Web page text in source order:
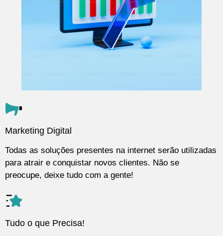
Marketing Digital
Todas as soluções presentes na internet serão utilizadas
para atrair e conquistar novos clientes. Não se
preocupe, deixe tudo com a gente!
Tudo o que Precisa!